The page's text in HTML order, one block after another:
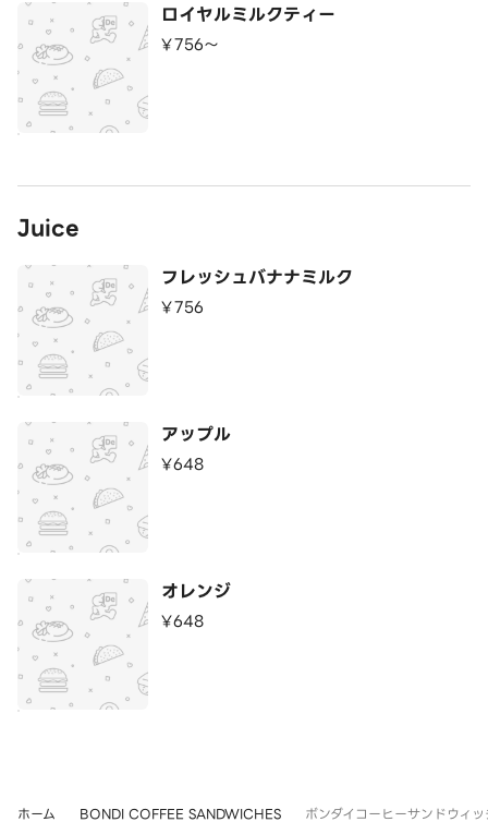
ロイヤルミルクティー
¥756〜
Juice
フレッシュバナナミルク
¥756
アップル
¥648
オレンジ
¥648
ホーム BONDI COFFEE SANDWICHES ボンダイコーヒーサンドウ